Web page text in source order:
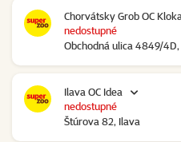
Chorvátsky Grob OC
Obchodná ulica 4849/
nedostupné
Ilava OC Idea
Štúrova 82, Ilava
nedostupné